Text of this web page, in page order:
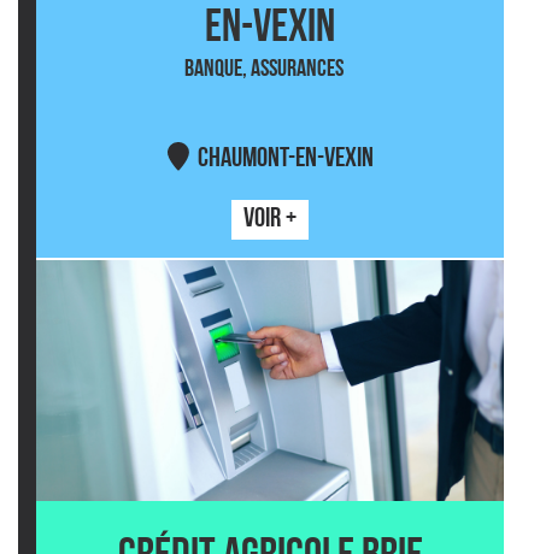
EN-VEXIN
BANQUE, ASSURANCES
CHAUMONT-EN-VEXIN
VOIR +